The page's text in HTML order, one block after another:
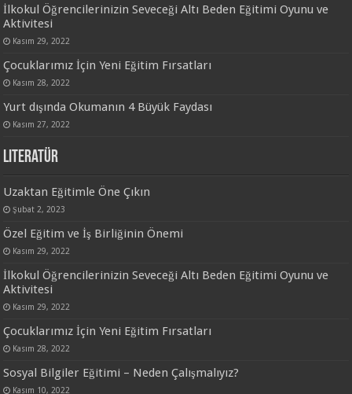
İlkokul Öğrencilerinizin Seveceği Altı Beden Eğitimi Oyunu ve
Aktivitesi
Kasım 29, 2022
Çocuklarımız İçin Yeni Eğitim Fırsatları
Kasım 28, 2022
Yurt dışında Okumanın 4 Büyük Faydası
Kasım 27, 2022
Literatür
Uzaktan Eğitimle Öne Çıkın
Şubat 2, 2023
Özel Eğitim ve İş Birliğinin Önemi
Kasım 29, 2022
İlkokul Öğrencilerinizin Seveceği Altı Beden Eğitimi Oyunu ve
Aktivitesi
Kasım 29, 2022
Çocuklarımız İçin Yeni Eğitim Fırsatları
Kasım 28, 2022
Sosyal Bilgiler Eğitimi – Neden Çalışmalıyız?
Kasım 10, 2022